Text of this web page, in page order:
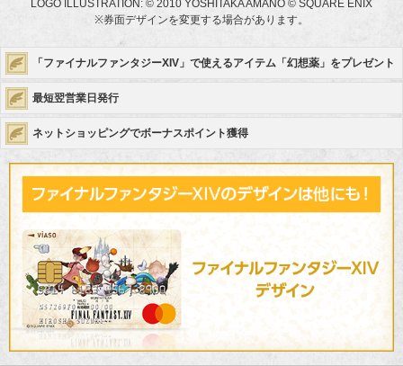
LOGO ILLUSTRATION: © 2010 YOSHITAKA AMANO © SQUARE ENIX
※券面デザインを変更する場合があります。
「ファイナルファンタジーXIV」で使えるアイテム「幻想薬」をプレゼント
最短翌営業日発行
ネットショッピングでボーナスポイント獲得